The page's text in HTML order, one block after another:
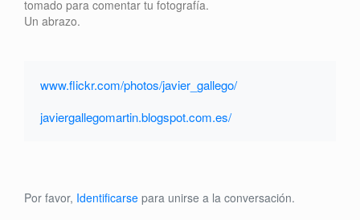
tomado para comentar tu fotografía.
Un abrazo.
www.flickr.com/photos/javier_gallego/
javiergallegomartin.blogspot.com.es/
Por favor, Identificarse para unirse a la conversación.